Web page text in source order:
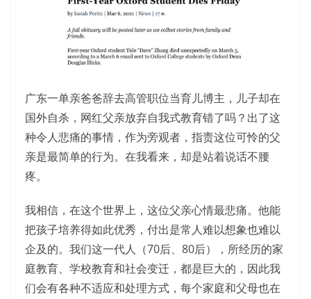
广东一单亲爸爸辞去高管职位当育儿博主，儿子却在
国外自杀，网红父亲放弃自我式教育错了吗？出了这
种令人悲痛的事情，作为旁观者，指责这位可怜的父
亲是最简单的行为。在我看来，却是站着说话不腰
疼。
我相信，在这个世界上，这位父亲心情最悲痛。他能
把孩子培养得如此优秀，付出是常人难以想象也难以
企及的。我们这一代人（70后、80后），所经历的家
庭教育、学校教育和社会变迁，都是巨大的，因此我
们会有各种不适应和处理方式，每个家庭和父母也在